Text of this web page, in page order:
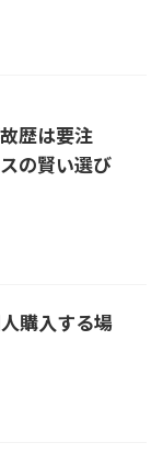
歴は要注
の賢い選び
購入する場